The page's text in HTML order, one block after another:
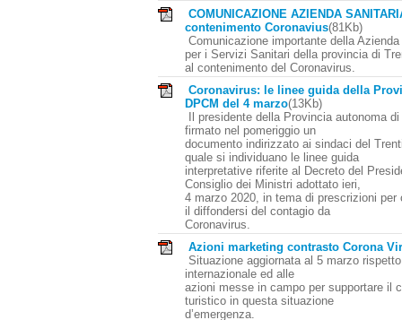
COMUNICAZIONE AZIENDA
contenimento Coronavius(81Kb)
Comunicazione importante della
per i Servizi Sanitari della provincia di
al contenimento del Coronavirus.
Coronavirus: le linee guida della
DPCM del 4 marzo(13Kb)
Il presidente della Provincia autonoma
firmato nel pomeriggio un
documento indirizzato ai sindaci del
quale si individuano le linee guida
interpretative riferite al Decreto del
Consiglio dei Ministri adottato ieri,
4 marzo 2020, in tema di prescrizioni per
il diffondersi del contagio da
Coronavirus.
Azioni marketing contrasto Corona
Situazione aggiornata al 5 marzo
internazionale ed alle
azioni messe in campo per supportare il
turistico in questa situazione
d’emergenza.